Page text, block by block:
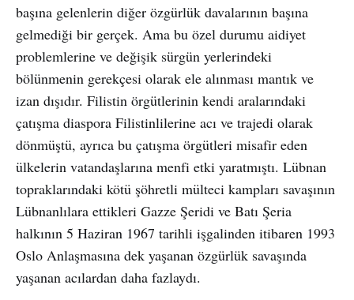
başına gelenlerin diğer özgürlük davalarının başına
gelmediği bir gerçek. Ama bu özel durumu aidiyet
problemlerine ve değişik sürgün yerlerindeki
bölünmenin gerekçesi olarak ele alınması mantık ve
izan dışıdır. Filistin örgütlerinin kendi aralarındaki
çatışma diaspora Filistinlilerine acı ve trajedi olarak
dönmüştü, ayrıca bu çatışma örgütleri misafir eden
ülkelerin vatandaşlarına menfi etki yaratmıştı. Lübnan
topraklarındaki kötü şöhretli mülteci kampları savaşının
Lübnanlılara ettikleri Gazze Şeridi ve Batı Şeria
halkının 5 Haziran 1967 tarihli işgalinden itibaren 1993
Oslo Anlaşmasına dek yaşanan özgürlük savaşında
yaşanan acılardan daha fazlaydı.